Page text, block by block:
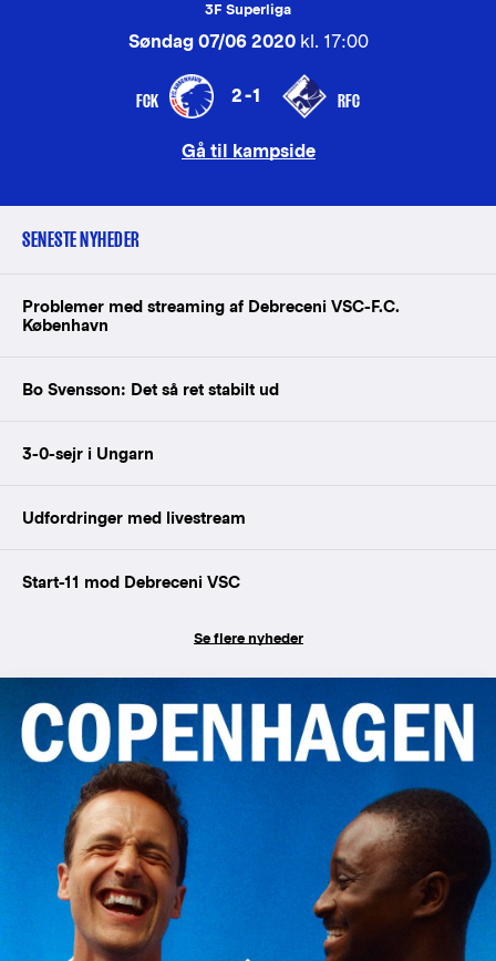
3F Superliga
Søndag 07/06 2020kl. 17:00
FCK 2-1 RFC
Gå til kampside
SENESTE NYHEDER
Problemer med streaming af Debreceni VSC-F.C.
København
Bo Svensson: Det så ret stabilt ud
3-0-sejr i Ungarn
Udfordringer med livestream
Start-11 mod Debreceni VSC
Se flere nyheder